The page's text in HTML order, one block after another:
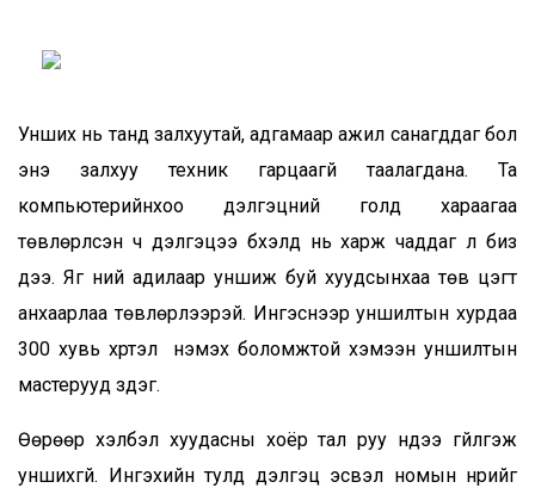
Унших нь танд залхуутай, адгамаар ажил санагддаг бол
энэ залхуу техник гарцаагүй таалагдана. Та
компьютерийнхоо дэлгэцний голд хараагаа
төвлөрүүлсэн ч дэлгэцээ бүхэлд нь харж чаддаг л биз
дээ. Яг үүний адилаар уншиж буй хуудсынхаа төв цэгт
анхаарлаа төвлөрүүлээрэй. Ингэснээр уншилтын хурдаа
300 хувь хүртэл нэмэх боломжтой хэмээн уншилтын
мастерууд үздэг.
Өөрөөр хэлбэл хуудасны хоёр тал руу нүдээ гүйлгэж
уншихгүй. Ингэхийн тулд дэлгэц эсвэл номын нүүрийг